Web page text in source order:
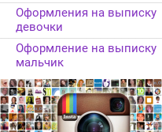
Оформления на выписку
девочки
Оформление на выписку
мальчик